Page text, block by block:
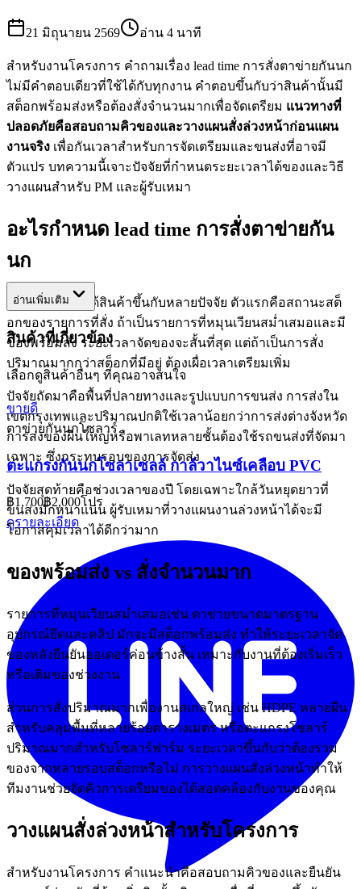
21 มิถุนายน 2569 อ่าน 4 นาที
สำหรับงานโครงการ คำถามเรื่อง lead time การสั่งตาข่ายกันนก
ไม่มีคำตอบเดียวที่ใช้ได้กับทุกงาน คำตอบขึ้นกับว่าสินค้านั้นมี
สต็อกพร้อมส่งหรือต้องสั่งจำนวนมากเพื่อจัดเตรียม แนวทางที่
ปลอดภัยคือสอบถามคิวของและวางแผนสั่งล่วงหน้าก่อนแผน
งานจริง เพื่อกันเวลาสำหรับการจัดเตรียมและขนส่งที่อาจมี
ตัวแปร บทความนี้เจาะปัจจัยที่กำหนดระยะเวลาได้ของและวิธี
วางแผนสำหรับ PM และผู้รับเหมา
อะไรกำหนด lead time การสั่งตาข่ายกัน
นก
ระยะเวลาการได้สินค้าขึ้นกับหลายปัจจัย ตัวแรกคือสถานะสต็
อกของรายการที่สั่ง ถ้าเป็นรายการที่หมุนเวียนสม่ำเสมอและมี
ของพร้อมส่ง ระยะเวลาจัดของจะสั้นที่สุด แต่ถ้าเป็นการสั่ง
ปริมาณมากกว่าสต็อกที่มีอยู่ ต้องเผื่อเวลาเตรียมเพิ่ม
ปัจจัยถัดมาคือพื้นที่ปลายทางและรูปแบบการขนส่ง การส่งใน
เขตกรุงเทพและปริมาณปกติใช้เวลาน้อยกว่าการส่งต่างจังหวัด
การส่งของผืนใหญ่หรือพาเลทหลายชั้นต้องใช้รถขนส่งที่จัดมา
เฉพาะ ซึ่งกระทบรอบของการจัดส่ง
ปัจจัยสุดท้ายคือช่วงเวลาของปี โดยเฉพาะใกล้วันหยุดยาวที่
ขนส่งมักหนาแน่น ผู้รับเหมาที่วางแผนงานล่วงหน้าได้จะมี
โอกาสคุมเวลาได้ดีกว่ามาก
ของพร้อมส่ง vs สั่งจำนวนมาก
รายการที่หมุนเวียนสม่ำเสมอเช่น ตาข่ายขนาดมาตรฐาน
อุปกรณ์ยึดและคลิป มักจะมีสต็อกพร้อมส่ง ทำให้ระยะเวลาจัด
ของหลังยืนยันออเดอร์ค่อนข้างสั้น เหมาะกับงานที่ต้องเริ่มเร็ว
หรือเติมของช่วงงาน
ส่วนการสั่งปริมาณมากเพื่องานสเกลใหญ่ เช่น HDPE หลายผืน
สำหรับคลุมพื้นที่หลายร้อยตารางเมตร หรือตะแกรงโซลาร์
ปริมาณมากสำหรับโซลาร์ฟาร์ม ระยะเวลาขึ้นกับว่าต้องรวม
ของจากหลายรอบสต็อกหรือไม่ การวางแผนสั่งล่วงหน้าทำให้
ทีมงานช่วยจัดคิวการเตรียมของได้สอดคล้องกับงานของคุณ
วางแผนสั่งล่วงหน้าสำหรับโครงการ
สำหรับงานโครงการ คำแนะนำคือสอบถามคิวของและยืนยัน
อ่านเพิ่มเติม
สินค้าที่เกี่ยวข้อง
เลือกดูสินค้าอื่นๆ ที่คุณอาจสนใจ
ขายดี
ตาข่ายกันนกโซลาร์
ตะแกรงกันนกโซล่าเซลล์ กาล์วาไนซ์เคลือบ PVC
฿1,700฿2,000โปร
ดูรายละเอียด